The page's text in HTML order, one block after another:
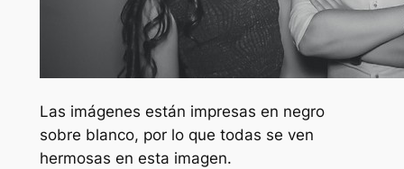
Las imágenes están impresas en negro
sobre blanco, por lo que todas se ven
hermosas en esta imagen.